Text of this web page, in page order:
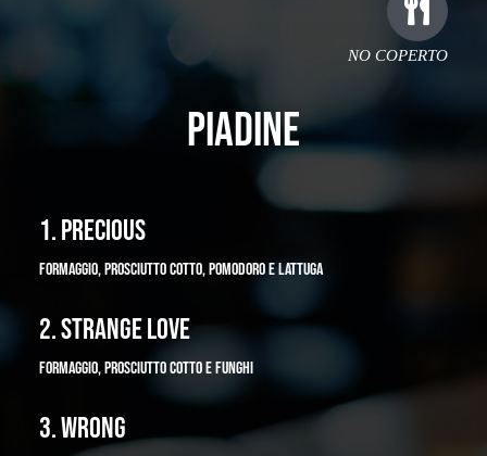
NO COPERTO
PIADINE
1. PRECIOUS
FORMAGGIO, PROSCIUTTO COTTO, POMODORO E LATTUGA
2. STRANGE LOVE
FORMAGGIO, PROSCIUTTO COTTO E FUNGHI
3. WRONG